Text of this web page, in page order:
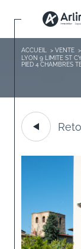
ACCUEIL VENTE
LYON 9 LIMITE ST
PIED 4 CHAMBRES